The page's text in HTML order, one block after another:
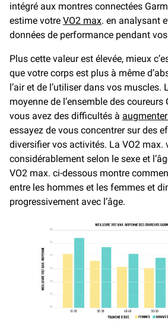
intégré aux montres connectées
estime votre VO2 max. en analysant
données de performance pendant
Plus cette valeur est élevée, mieux
que votre corps est plus à même
l’air et de l’utiliser dans vos muscles.
moyenne de l’ensemble des
vous avez des difficultés à
essayez de vous concentrer sur des
diversifier vos activités. La VO2 max.
considérablement selon le sexe et
VO2 max. ci-dessous montre
entre les hommes et les femmes et
progressivement avec l’âge.